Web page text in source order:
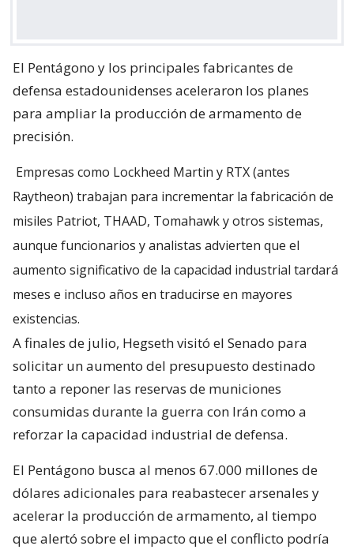
El Pentágono y los principales fabricantes de
defensa estadounidenses aceleraron los planes
para ampliar la producción de armamento de
precisión.
Empresas como Lockheed Martin y RTX (antes
Raytheon) trabajan para incrementar la fabricación de
misiles Patriot, THAAD, Tomahawk y otros sistemas,
aunque funcionarios y analistas advierten que el
aumento significativo de la capacidad industrial tardará
meses e incluso años en traducirse en mayores
existencias.
A finales de julio, Hegseth visitó el Senado para
solicitar un aumento del presupuesto destinado
tanto a reponer las reservas de municiones
consumidas durante la guerra con Irán como a
reforzar la capacidad industrial de defensa.
El Pentágono busca al menos 67.000 millones de
dólares adicionales para reabastecer arsenales y
acelerar la producción de armamento, al tiempo
que alertó sobre el impacto que el conflicto podría